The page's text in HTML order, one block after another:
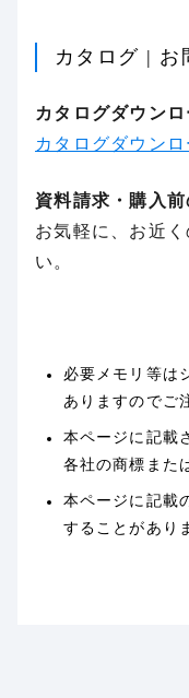
カタログ | お
カタログダウンロ
カタログダウン
資料請求・購入
お気軽に、お近く
い。
必要メモリ等は
ありますのでご
本ページに記載
各社の商標また
本ページに記載
することがあり